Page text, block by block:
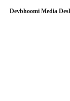
Devbhoomi Media